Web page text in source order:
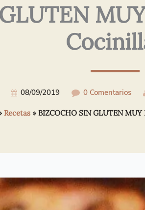
08/09/2019 0 Comentarios
Recetas » BIZCOCHO SIN GLUTEN